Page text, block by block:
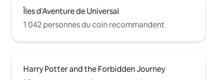
Îles d'Aventure de Universal
1 042 personnes du coin recommandent
Harry Potter and the Forbidden Journey